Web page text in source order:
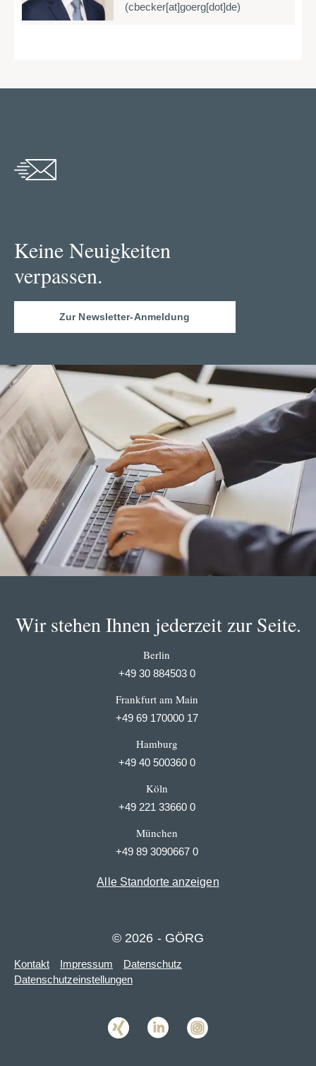
(cbecker[at]goerg[dot]de)
Keine Neuigkeiten
verpassen.
Zur Newsletter-Anmeldung
Wir stehen Ihnen jederzeit zur Seite.
Berlin
+49 30 884503 0
Frankfurt am Main
+49 69 170000 17
Hamburg
+49 40 500360 0
Köln
+49 221 33660 0
München
+49 89 3090667 0
Alle Standorte anzeigen
© 2026 - GÖRG
Kontakt Impressum
Datenschutz
Datenschutzeinstellungen